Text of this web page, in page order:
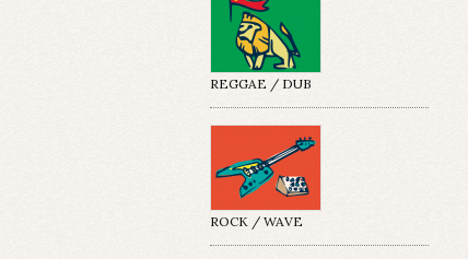
REGGAE / DUB
ROCK / WAVE